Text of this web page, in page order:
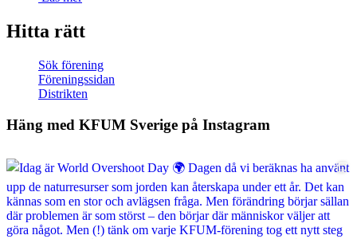
Hitta rätt
Sök förening
Föreningssidan
Distrikten
Häng med KFUM Sverige på Instagram